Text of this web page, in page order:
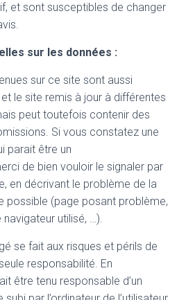
et sont susceptibles de changer
sur les données :
sur ce site sont aussi
le site remis à jour à différentes
peut toutefois contenir des
Si vous constatez une
parait être un
de bien vouloir le signaler par
en décrivant le problème de la
possible (page posant problème,
utilisé, …).
se fait aux risques et périls de
responsabilité. En
être tenu responsable d’un